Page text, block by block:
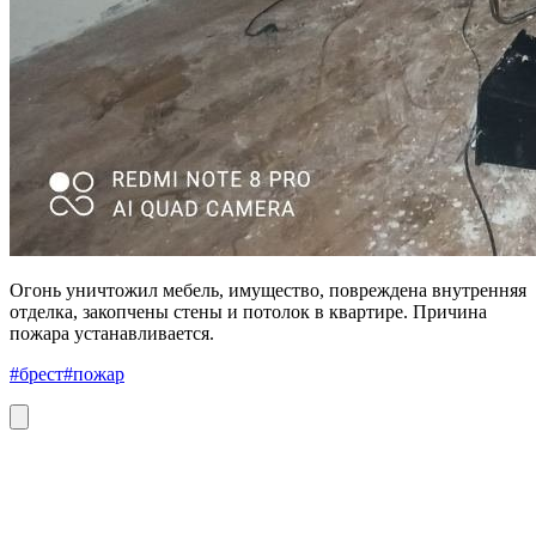
Огонь уничтожил мебель, имущество, повреждена внутренняя
отделка, закопчены стены и потолок в квартире. Причина
пожара устанавливается.
#брест#пожар